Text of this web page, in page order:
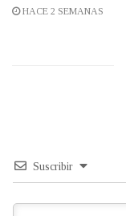
HACE 2 SEMANAS
Suscribir